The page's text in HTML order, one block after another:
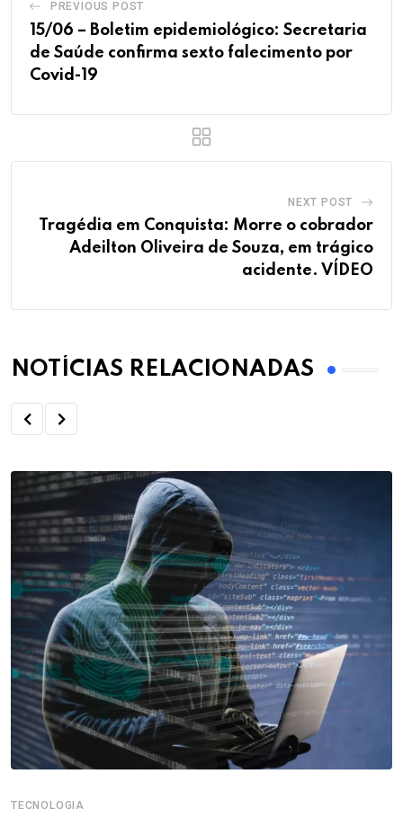
PREVIOUS POST
15/06 – Boletim epidemiológico: Secretaria
de Saúde confirma sexto falecimento por
Covid-19
NEXT POST
Tragédia em Conquista: Morre o cobrador
Adeilton Oliveira de Souza, em trágico
acidente. VÍDEO
NOTÍCIAS RELACIONADAS
TECNOLOGIA